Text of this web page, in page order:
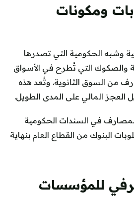
ومكونات
وشبه الحكومية التي تصدرها
والصكوك التي تُطرح في الأسواق
من السوق الثانوية. وتُعد هذه
العجز المالي على المدى الطويل.
في السندات الحكومية
البنوك من القطاع العام بنهاية
للمؤسسات